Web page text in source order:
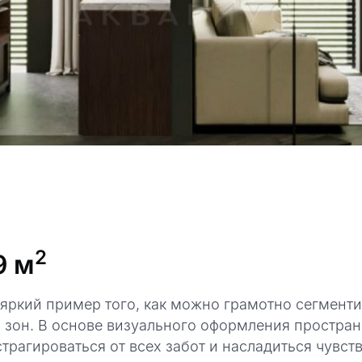
м2
пример того, как можно грамотно
В основе визуального оформления
от всех забот и насладиться